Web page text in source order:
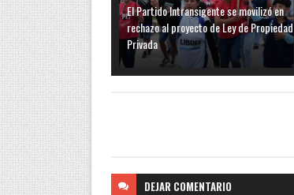
El Partido Intransigente se movilizó en
rechazo al proyecto de Ley de Propiedad
Privada
DEJAR COMENTARIO